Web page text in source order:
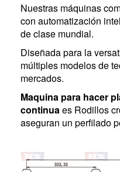
Nuestras máquinas
con automatización
de clase mundial.
Diseñada para la
múltiples modelos de
mercados.
Maquina para hacer
continua es Rodillos
aseguran un perfilado